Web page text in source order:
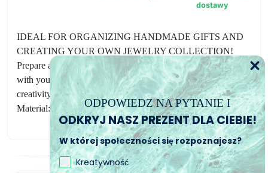
dostawy
IDEAL FOR ORGANIZING HANDMADE GIFTS AND
CREATING YOUR OWN JEWELRY COLLECTION!
Prepare a gift for your loved one or friend, give a pendant
with your photo to anyone you want!!Bring beauty and
creativity wherever you go!Type of hand technique: Creation
Material: Silicone Color: Translucent;
ODPOWIEDZ NA PYTANIE I
ODKRYJ NASZ PREZENT DLA CIEBIE!
W której społeczności się rozpoznajesz?
Kreatywność